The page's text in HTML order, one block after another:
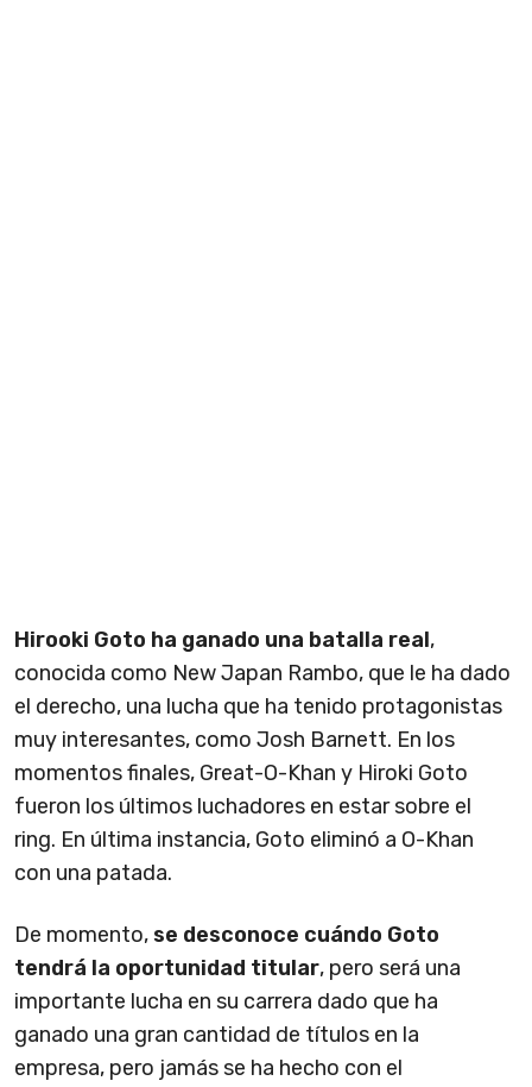
Hirooki Goto ha ganado una batalla real,
conocida como New Japan Rambo, que le ha dado
el derecho, una lucha que ha tenido protagonistas
muy interesantes, como Josh Barnett. En los
momentos finales, Great-O-Khan y Hiroki Goto
fueron los últimos luchadores en estar sobre el
ring. En última instancia, Goto eliminó a O-Khan
con una patada.
De momento,se desconoce cuándo Goto
tendrá la oportunidad titular, pero será una
importante lucha en su carrera dado que ha
ganado una gran cantidad de títulos en la
empresa, pero jamás se ha hecho con el